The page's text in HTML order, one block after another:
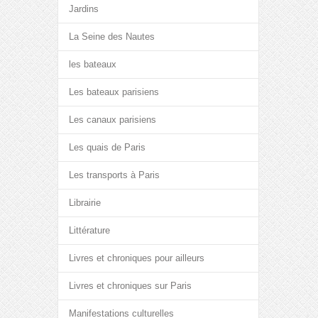
Jardins
La Seine des Nautes
les bateaux
Les bateaux parisiens
Les canaux parisiens
Les quais de Paris
Les transports à Paris
Librairie
Littérature
Livres et chroniques pour ailleurs
Livres et chroniques sur Paris
Manifestations culturelles